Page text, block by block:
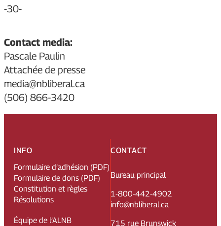
-30-
Contact media:
Pascale Paulin
Attachée de presse
media@nbliberal.ca
(506) 866-3420
CONTACT
Bureau principal
1-800-442-4902
info@nbliberal.ca
715 rue Brunswick
INFO
Formulaire d’adhésion (PDF)
Formulaire de dons (PDF)
Constitution et règles
Résolutions
Équipe de l’ALNB